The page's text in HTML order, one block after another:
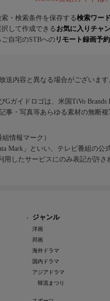
・検索条件を保存する検索ワー
して作成できる お気に入りチャ
自宅のSTBへの リモート録画予約
送内容と異なる場合がございます
Gガイドロゴは、米国TiVo
事・写真等あらゆる素材の無断複
情報マーク）
Mark」といい、テレビ番組の公
用したサービスにのみ表記が許さ
ジャンル
洋画
邦画
海外ドラマ
国内ドラマ
アジアドラマ
韓流まつり